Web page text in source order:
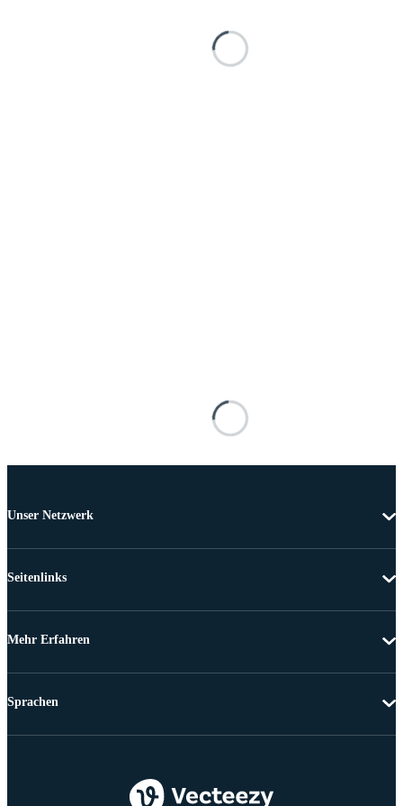
Unser Netzwerk
Seitenlinks
Mehr Erfahren
Sprachen